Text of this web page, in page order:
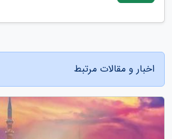
اخبار و مقالات مرتبط